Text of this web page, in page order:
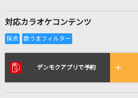
リアルタイムで歌われてい
対応カラオケコンテンツ
デンモクアプリで予約